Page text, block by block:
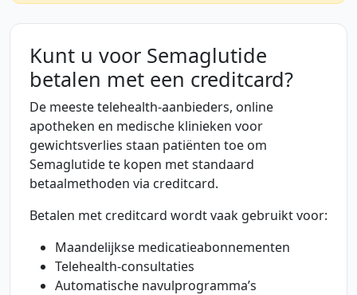
Kunt u voor Semaglutide
betalen met een creditcard?
De meeste telehealth-aanbieders, online
apotheken en medische klinieken voor
gewichtsverlies staan patiënten toe om
Semaglutide te kopen met standaard
betaalmethoden via creditcard.
Betalen met creditcard wordt vaak gebruikt voor:
Maandelijkse medicatieabonnementen
Telehealth-consultaties
Automatische navulprogramma’s